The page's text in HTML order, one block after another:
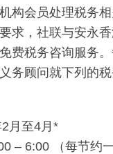
构会员处理税务
求，社联与安永
费税务咨询服务
务顾问就下列的
月至4月*
– 6:00 （每节约一